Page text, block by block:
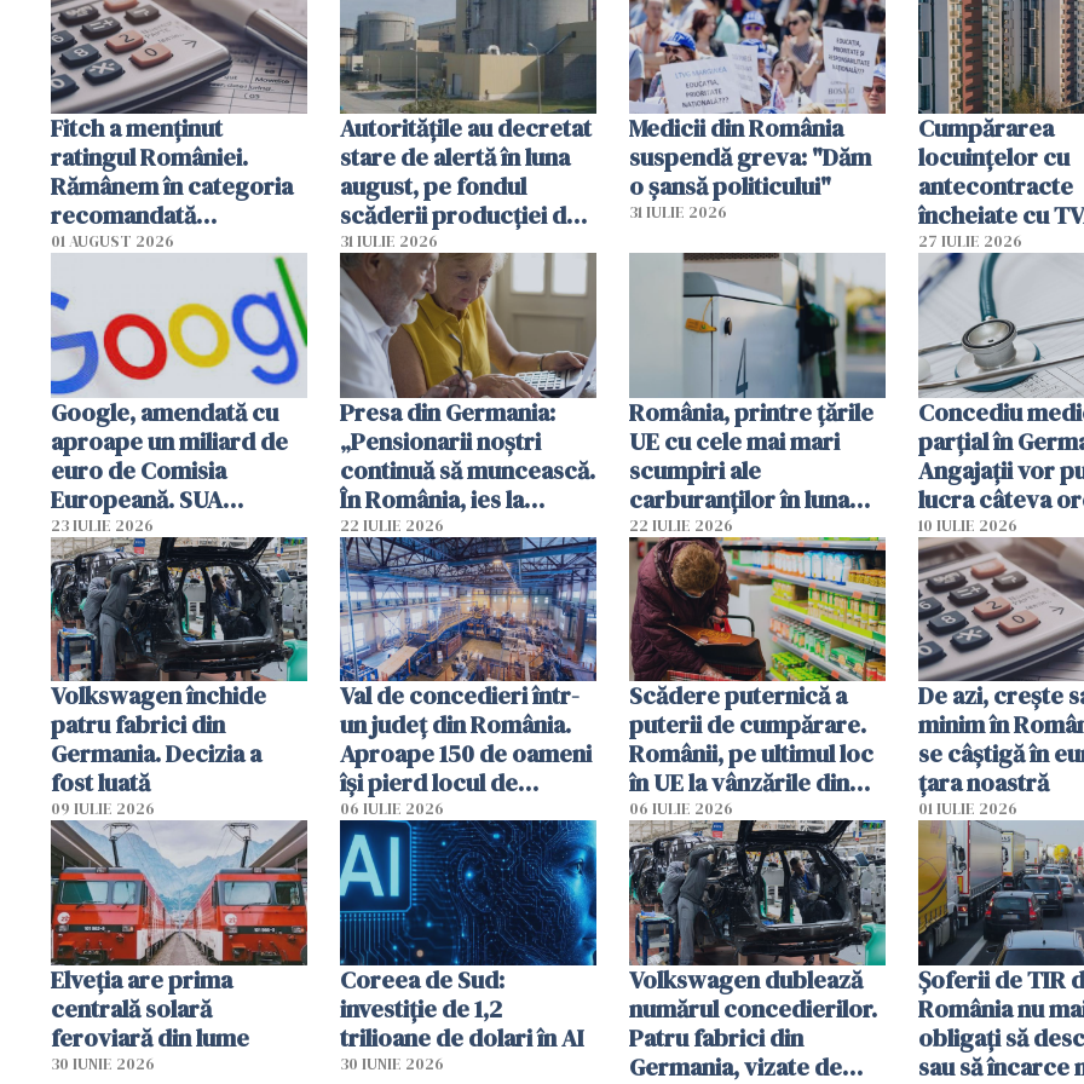
Fitch a menţinut
ratingul României.
Rămânem în categoria
recomandată
investiţiilor
01 AUGUST 2026
Autoritățile au decretat
stare de alertă în luna
august, pe fondul
scăderii producţiei de
energie electrică
31 IULIE 2026
Medicii din România
suspendă greva: "Dăm
o șansă politicului"
31 IULIE 2026
Cumpărarea
locuinţelor cu
antecontracte
încheiate cu
prelungită
septembrie
27 IULIE 2026
Google, amendată cu
aproape un miliard de
euro de Comisia
Europeană. SUA
reacționează
23 IULIE 2026
Presa din Germania:
„Pensionarii noștri
continuă să muncească.
În România, ies la
pensie devreme și nu
mai lucrează”
22 IULIE 2026
România, printre ţările
UE cu cele mai mari
scumpiri ale
carburanţilor în luna
iunie 2026
22 IULIE 2026
Concediu
parțial în
Angajații vor
lucra câteva
dacă sunt în
incapacitate de
10 IULIE 2026
Volkswagen închide
patru fabrici din
Germania. Decizia a
fost luată
09 IULIE 2026
Val de concedieri într-
un județ din România.
Aproape 150 de oameni
își pierd locul de
muncă, iar viitorul unei
fabrici este incert
06 IULIE 2026
Scădere puternică a
puterii de cumpărare.
Românii, pe ultimul loc
în UE la vânzările din
magazine
06 IULIE 2026
De azi, crește
minim în
se câștigă în
țara noastră
01 IULIE 2026
Elveția are prima
centrală solară
feroviară din lume
30 IUNIE 2026
Coreea de Sud:
investiție de 1,2
trilioane de dolari în AI
30 IUNIE 2026
Volkswagen dublează
numărul concedierilor.
Patru fabrici din
Germania, vizate de
Șoferii de TIR
România nu
obligați să
sau să încarce